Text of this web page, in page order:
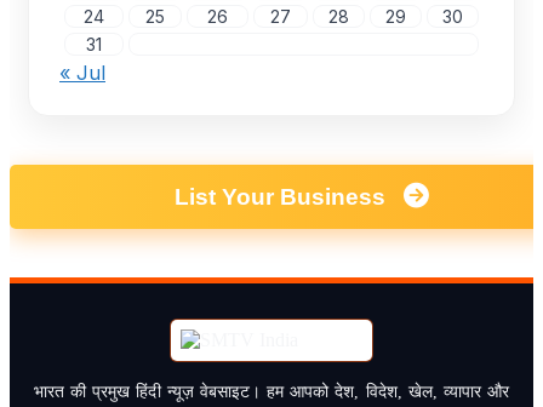
24
25 26 27 28 29
30
31
« Jul
List Your Business
भारत की प्रमुख हिंदी न्यूज़ वेबसाइट। हम आपको देश, विदेश, खेल, व्यापार और